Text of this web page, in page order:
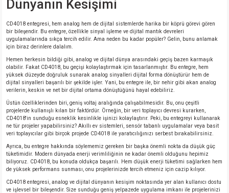
Dünyanın Kesişimi
CD4018 entegresi, hem analog hem de dijital sistemlerde harika bir köprü görevi gören
bir bileşendir. Bu entegre, özellikle sinyal işleme ve dijital mantık devreleri
uygulamalarında sıkça tercih edilir. Ama neden bu kadar popüler? Gelin, bunu anlamak
için biraz derinlere dalalım.
Hemen herkesin bildiği gibi, analog ve dijital dünya arasındaki geçiş bazen karmaşık
olabilir. Fakat CD4018, bu geçişi kolaylaştırmak için tasarlanmıştır. Bu entegre, hem
yüksek düzeyde doğruluk sunarak analog sinyalleri dijital forma dönüştürür hem de
dijital sinyalleri başarılı bir şekilde işler. Yani, bu entegre ile, bir nehir gibi akan analog
verilerin, keskin ve net bir dijital ortama dönüştüğünü hayal edebiliriz.
Üstün özelliklerinden biri, geniş voltaj aralığında çalışabilmesidir. Bu, onu çeşitli
projelerde kullanışlı kılan bir faktördür. Örneğin, bir veri toplayıcı devresi kurarken,
CD4018'in sunduğu esneklik kesinlikle işinizi kolaylaştırır. Peki, bu entegreyi kullanarak
ne tür projeler yapabilirsiniz? Akıllı ev sistemleri, sensör tabanlı uygulamalar veya basit
veri toplayıcılar gibi birçok projede CD4018 ile yaratıcılığınızı serbest bırakabilirsiniz.
Ayrıca, bu entegre hakkında söylememiz gereken bir başka önemli nokta da düşük güç
tüketimidir. Modern dünyada enerji verimliliğinin ne kadar önemli olduğunu hepimiz
biliyoruz. CD4018, bu konuda oldukça başarılı. Hem düşük enerji tüketimi sağlarken hem
de yüksek performans sunması, onu projelerinizde tercih etmeniz için cazip kılıyor.
CD4018 entegresi, analog ve dijital dünyanın kesişim noktasında yer alan kullanıcı dostu
ve işlevsel bir bileşendir. Size sunduğu geniş yelpazede uygulama imkanı ile projelerinizi